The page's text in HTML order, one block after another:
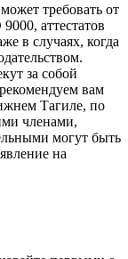
требовать от
аттестатов
в случаях, когда
за собой
вам
Тагиле, по
членами,
могут быть
на